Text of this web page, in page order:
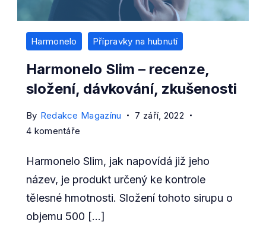
Harmonelo Přípravky na hubnutí
Harmonelo Slim – recenze,
složení, dávkování, zkušenosti
By Redakce Magazínu
7 září, 2022
4 komentáře
s
názvem
Harmonelo
–
Harmonelo Slim, jak napovídá již jeho
název, je produkt určený ke kontrole
tělesné hmotnosti. Složení tohoto sirupu o
objemu 500 […]